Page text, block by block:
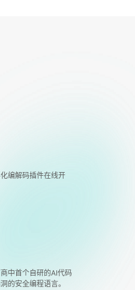
编解码插件在线开
中首个自研的AI代码
的安全编程语言。